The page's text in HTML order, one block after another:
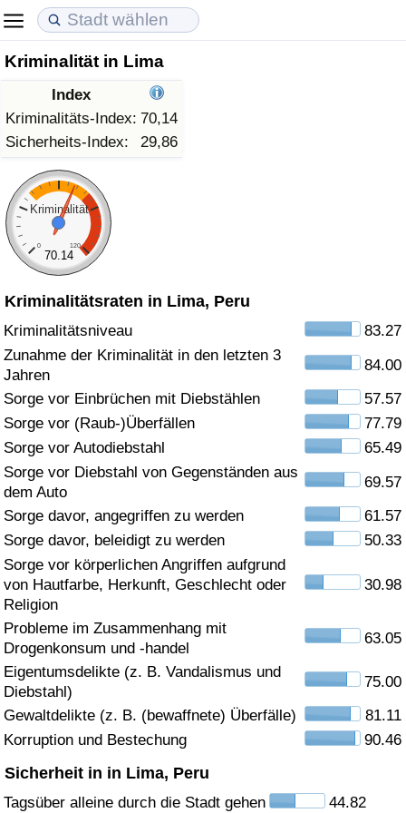
Kriminalität in Lima
Index
Kriminalitäts-Index: 70,14
Sicherheits-Index:
29,86
Kriminalität
0 120
70.14
Kriminalitätsraten in Lima, Peru
Kriminalitätsniveau
83.27
Zunahme der Kriminalität in den letzten 3
Jahren
84.00
Sorge vor Einbrüchen mit Diebstählen
57.57
Sorge vor (Raub-)Überfällen
77.79
Sorge vor Autodiebstahl
65.49
Sorge vor Diebstahl von Gegenständen aus
dem Auto
69.57
Sorge davor, angegriffen zu werden
61.57
Sorge davor, beleidigt zu werden
50.33
Sorge vor körperlichen Angriffen aufgrund
von Hautfarbe, Herkunft, Geschlecht oder
Religion
30.98
Probleme im Zusammenhang mit
Drogenkonsum und -handel
63.05
Eigentumsdelikte (z. B. Vandalismus und
Diebstahl)
75.00
Gewaltdelikte (z. B. (bewaffnete) Überfälle)
81.11
Korruption und Bestechung
90.46
Sicherheit in in Lima, Peru
Tagsüber alleine durch die Stadt gehen 44.82
Lebenshaltungskosten
Lebenshaltungskosten-Index (aktuell)
Lebenshaltungskosten-Index
Lebenshaltungskosten-Index nach Land
in Akaba
Immobilienpreise
Immobilienpreis-Index (aktuell)
Immobilienpreis-Index
Immobilienpreis-Index nach Land
Lebensqualität
Lebensqualität-Index
Lebensqualität-Index (aktuell)
Lebensqualitätsindex nach Land
Kriminalität
Kriminalitäts-Index (aktuell)
Kriminalitäts-Index
Kriminalitätsindex nach Land
Gesundheitsversorgung
Gesundheitsversorgungs-Index (aktuell)
Gesundheitsversorgungs-Index
Gesundheitsversorgungs-Index nach Land
Umweltverschmutzung
Umweltverschmutzungs-Index (aktuell)
Verschmutzungsindex
Umweltverschmutzungs-Index nach Land
Verkehr